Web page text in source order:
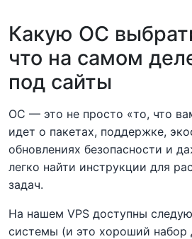
Какую ОС
что на самом
под сайты
ОС — это не просто «то, что
идет о пакетах, поддержке,
обновлениях безопасности и
легко найти инструкции для
задач.
На нашем VPS доступны
системы (и это хороший набор